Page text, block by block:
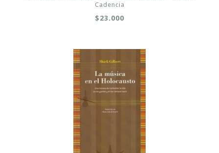
Cadencia
$23.000